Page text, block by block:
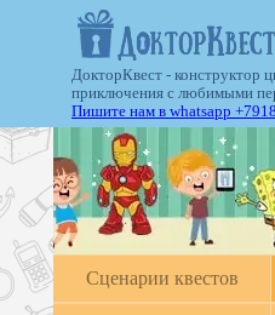
ДокторКвест - конструктор
приключения с любимыми
Пишите нам в whatsapp
Cценарии квестов